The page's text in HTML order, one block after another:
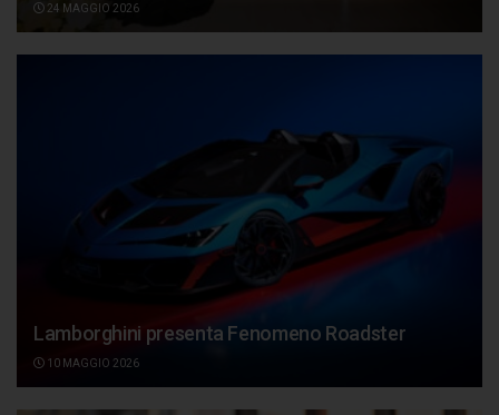
24 MAGGIO 2026
Lamborghini presenta Fenomeno Roadster
10 MAGGIO 2026